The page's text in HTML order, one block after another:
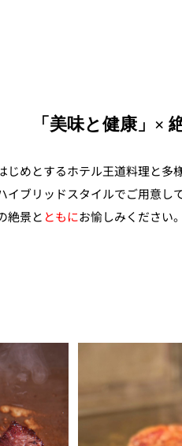
清泉亭＜SEISEN-TEI＞
つきじ鈴富＜
SUZUTOMI＞
「美味と健康」×
じめとするホテル王道料理と多
イブリッドスタイルでご用意し
絶景と ともにお愉しみください。